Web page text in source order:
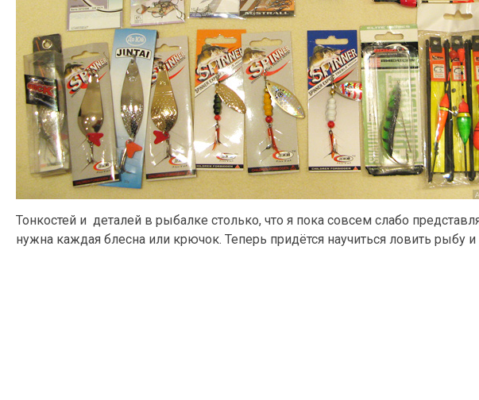
Тонкостей и деталей в рыбалке столько, что я пока совсем слабо
нужна каждая блесна или крючок. Теперь придётся научиться ловить рыбу и